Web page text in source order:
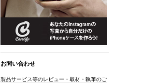
お問い合わせ
製品サービス等のレビュー・取材・執筆のご